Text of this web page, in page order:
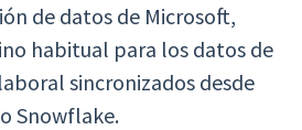
de datos de Microsoft,
habitual para los datos de
sincronizados desde
Snowflake.